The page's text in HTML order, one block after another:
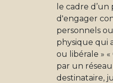
le cadre
d'engager
personnels
physique qui
ou libérale »
par un
destinataire,